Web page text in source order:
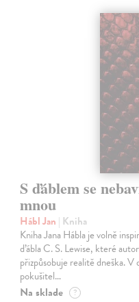
S ďáblem se
mnou
Hábl Jan | Kniha
Kniha Jana Hábla je volně
ďábla C. S. Lewise, které
přizpůsobuje realitě dneška.
pokušitel…
Na sklade ?